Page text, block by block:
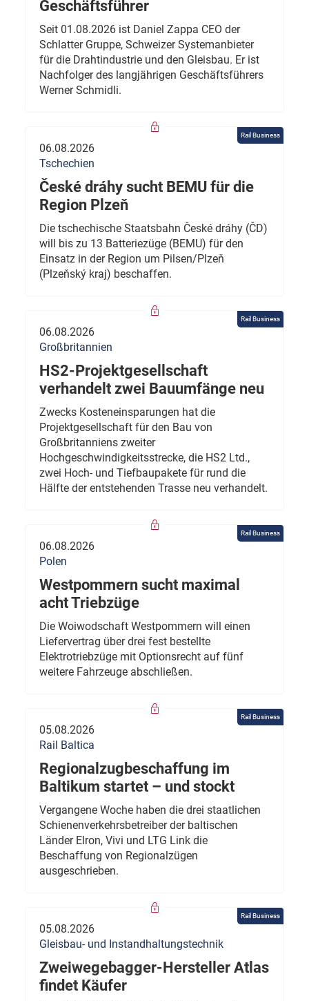
Geschäftsführer
Seit 01.08.2026 ist Daniel Zappa CEO der
Schlatter Gruppe, Schweizer Systemanbieter
für die Drahtindustrie und den Gleisbau. Er ist
Nachfolger des langjährigen Geschäftsführers
Werner Schmidli.
Rail Business
06.08.2026
Tschechien
České dráhy sucht BEMU für die
Region Plzeň
Die tschechische Staatsbahn České dráhy (ČD)
will bis zu 13 Batteriezüge (BEMU) für den
Einsatz in der Region um Pilsen/Plzeň
(Plzeňský kraj) beschaffen.
Rail Business
06.08.2026
Großbritannien
HS2-Projektgesellschaft
verhandelt zwei Bauumfänge neu
Zwecks Kosteneinsparungen hat die
Projektgesellschaft für den Bau von
Großbritanniens zweiter
Hochgeschwindigkeitsstrecke, die HS2 Ltd.,
zwei Hoch- und Tiefbaupakete für rund die
Hälfte der entstehenden Trasse neu verhandelt.
Rail Business
06.08.2026
Polen
Westpommern sucht maximal
acht Triebzüge
Die Woiwodschaft Westpommern will einen
Liefervertrag über drei fest bestellte
Elektrotriebzüge mit Optionsrecht auf fünf
weitere Fahrzeuge abschließen.
Rail Business
05.08.2026
Rail Baltica
Regionalzugbeschaffung im
Baltikum startet – und stockt
Vergangene Woche haben die drei staatlichen
Schienenverkehrsbetreiber der baltischen
Länder Elron, Vivi und LTG Link die
Beschaffung von Regionalzügen
ausgeschrieben.
Rail Business
05.08.2026
Gleisbau- und Instandhaltungstechnik
Zweiwegebagger-Hersteller Atlas
findet Käufer